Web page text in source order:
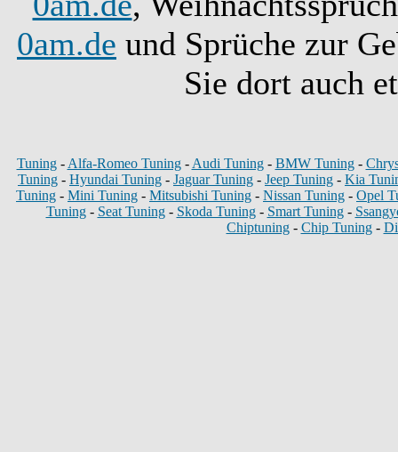
0am.de und Sprüche zur
Sie dort auch
Tuning- Alfa-Romeo Tuning- Audi Tuning- BMW Tuning-
Tuning - Hyundai Tuning - Jaguar Tuning - Jeep Tuning - Kia
Tuning - Mini Tuning - Mitsubishi Tuning - Nissan Tuning - Opel
Tuning- Seat Tuning- Skoda Tuning- Smart Tuning-
Chiptuning- Chip Tuning-